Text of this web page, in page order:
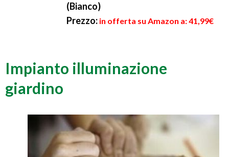
(Bianco)
Prezzo: in offerta su Amazon a: 41,99€
Impianto illuminazione
giardino